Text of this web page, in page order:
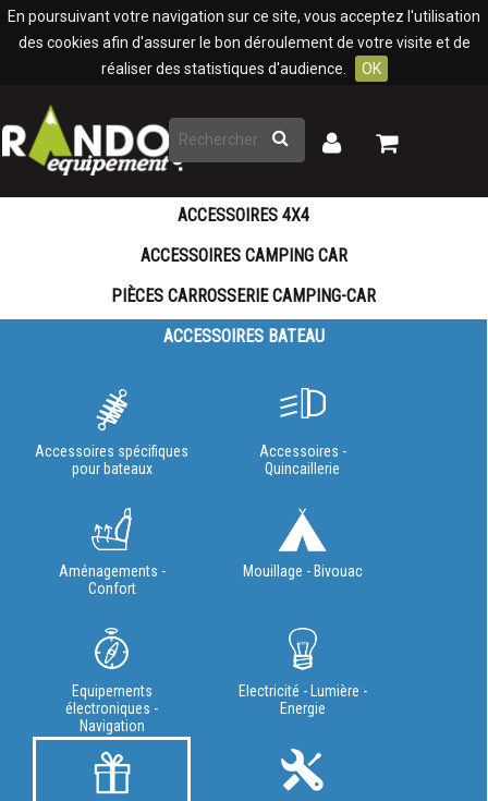
En poursuivant votre navigation sur ce site, vous acceptez l'utilisation
des cookies afin d'assurer le bon déroulement de votre visite et de
réaliser des statistiques d'audience.
OK
Rechercher
Mon
Mon
ACCESSOIRES 4X4
ACCESSOIRES CAMPING CAR
PIÈCES CARROSSERIE CAMPING-CAR
ACCESSOIRES BATEAU
Accessoires spécifiques
pour bateaux
Accessoires -
Quincaillerie
Aménagements -
Confort
Mouillage - Bivouac
Equipements
électroniques -
Navigation
Electricité - Lumière -
Energie
Panneau de gestion des cookies